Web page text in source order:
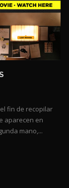
fin de recopilar
aparecen en
mano,...